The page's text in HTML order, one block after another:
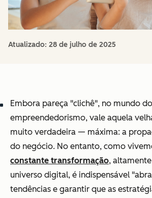
Atualizado: 28 de julho de 2025
Embora pareça "clichê", no mundo do
empreendedorismo, vale aquela
muito verdadeira — máxima: a
do negócio. No entanto, como
constante transformação,
universo digital, é indispensável
tendências e garantir que as